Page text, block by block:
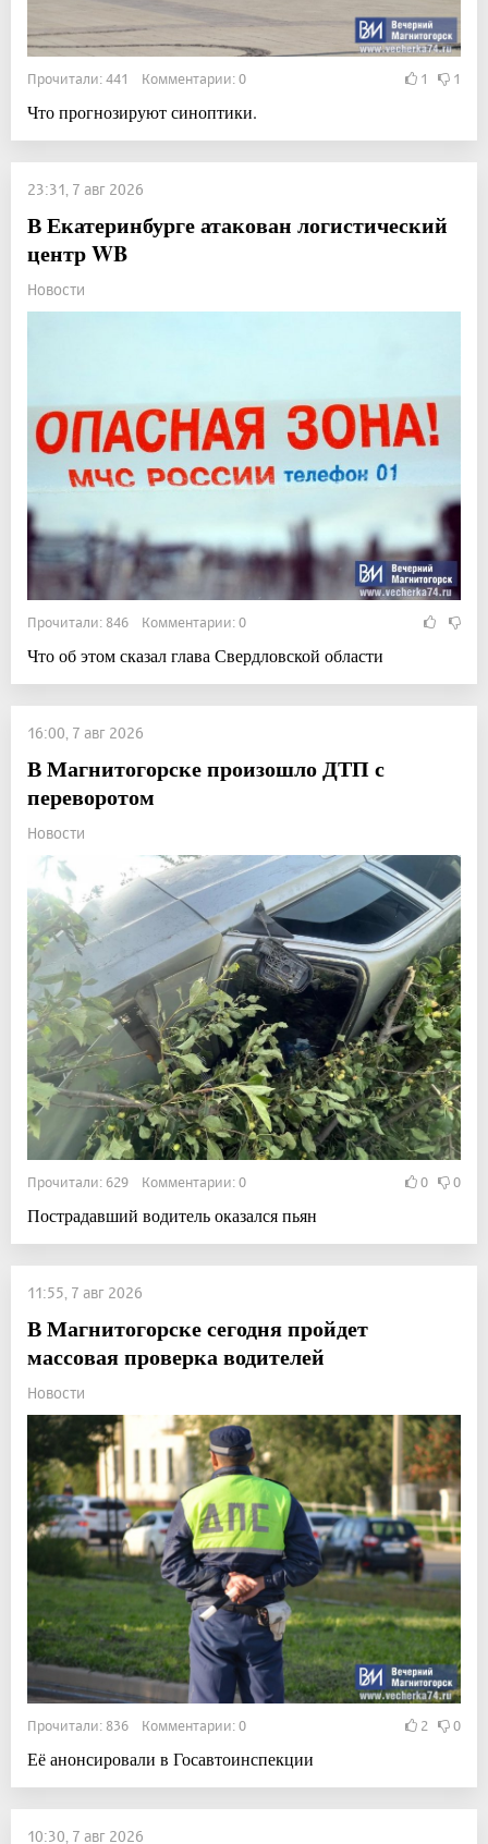
Прочитали: 441 Комментарии: 0 1 1
Что прогнозируют синоптики.
23:31, 7 авг 2026
В Екатеринбурге атакован логистический
центр WB
Новости
Прочитали: 846 Комментарии: 0
Что об этом сказал глава Свердловской области
16:00, 7 авг 2026
В Магнитогорске произошло ДТП с
переворотом
Новости
Прочитали: 629 Комментарии: 0 0 0
Пострадавший водитель оказался пьян
11:55, 7 авг 2026
В Магнитогорске сегодня пройдет
массовая проверка водителей
Новости
Прочитали: 836 Комментарии: 0 2 0
Её анонсировали в Госавтоинспекции
10:30, 7 авг 2026